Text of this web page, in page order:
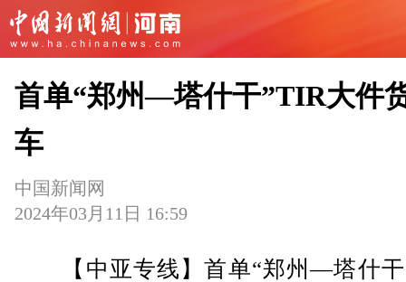
首单“郑州—塔什干”TIR大件
车
中国新闻网
2024年03月11日 16:59
【中亚专线】首单“郑州—塔什干